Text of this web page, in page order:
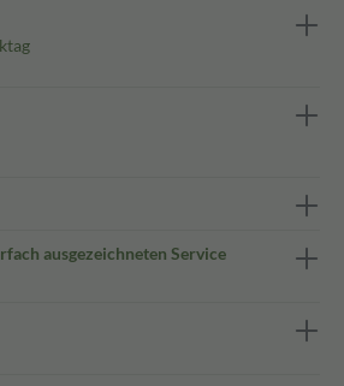
ausgezeichneten Service